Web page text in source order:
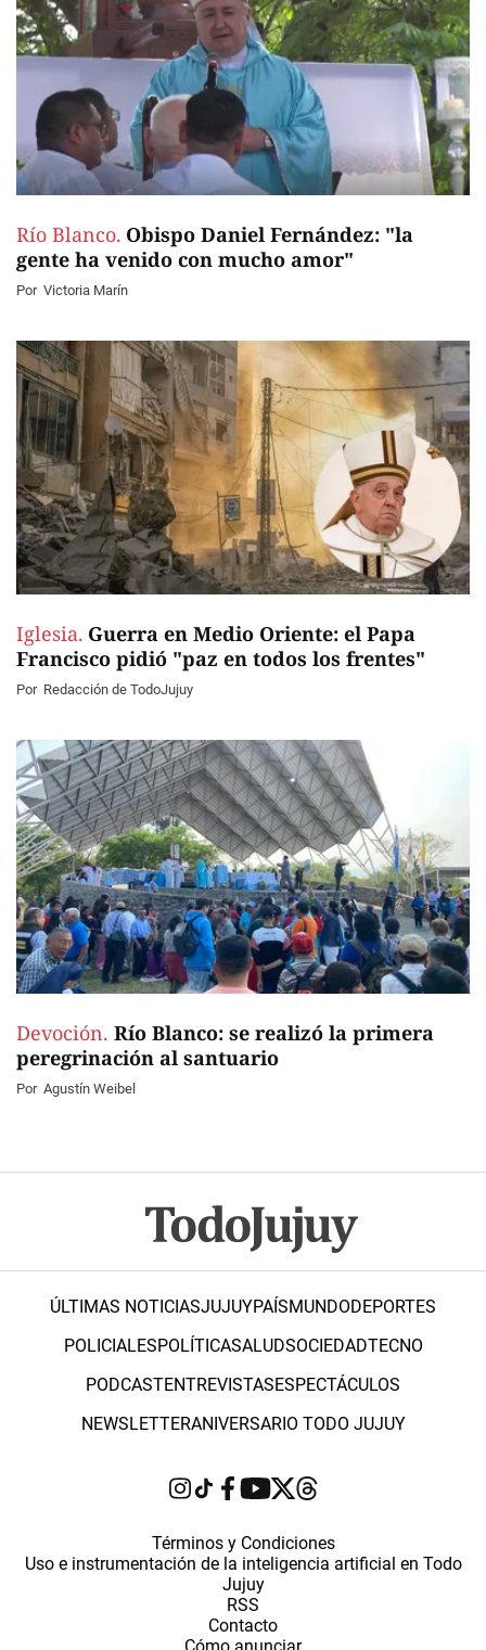
Río Blanco. Obispo Daniel Fernández: "la
gente ha venido con mucho amor"
Por Victoria Marín
Iglesia. Guerra en Medio Oriente: el Papa
Francisco pidió "paz en todos los frentes"
Por Redacción de TodoJujuy
Devoción. Río Blanco: se realizó la primera
peregrinación al santuario
Por Agustín Weibel
ÚLTIMAS NOTICIASJUJUYPAÍSMUNDODEPORTES
POLICIALESPOLÍTICASALUDSOCIEDADTECNO
PODCASTENTREVISTASESPECTÁCULOS
NEWSLETTERANIVERSARIO TODO JUJUY
Términos y Condiciones
Uso e instrumentación de la inteligencia artificial en Todo
Jujuy
RSS
Contacto
Cómo anunciar